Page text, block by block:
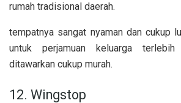
rumah tradisional daerah.
tempatnya sangat nyaman dan cukup
untuk perjamuan keluarga
ditawarkan cukup murah.
12. Wingstop